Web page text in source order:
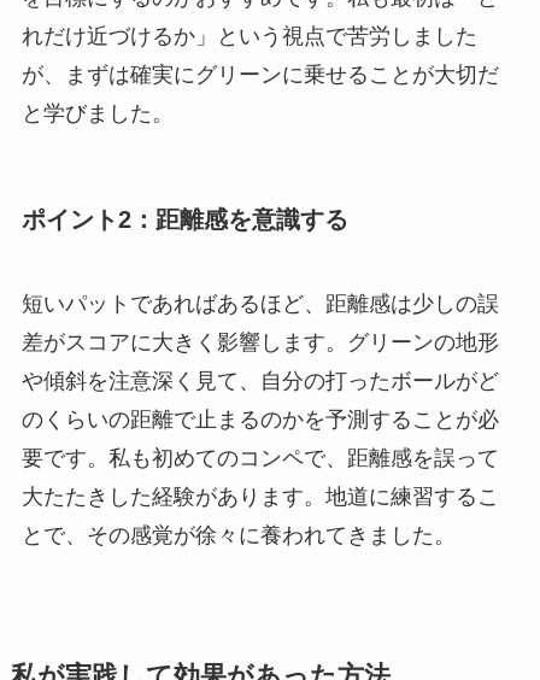
れだけ近づけるか」という視点で苦労しました
が、まずは確実にグリーンに乗せることが大切だ
と学びました。
ポイント2：距離感を意識する
短いパットであればあるほど、距離感は少しの誤
差がスコアに大きく影響します。グリーンの地形
や傾斜を注意深く見て、自分の打ったボールがど
のくらいの距離で止まるのかを予測することが必
要です。私も初めてのコンペで、距離感を誤って
大たたきした経験があります。地道に練習するこ
とで、その感覚が徐々に養われてきました。